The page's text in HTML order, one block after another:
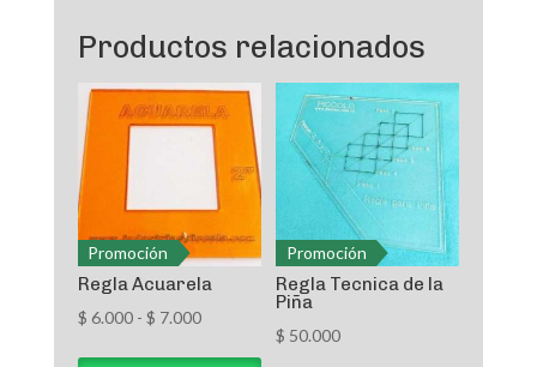
Productos relacionados
Promoción
Regla Acuarela
$ 6.000 - $ 7.000Rango
Promoción
Regla Tecnica de la
Piña
$ 50.000